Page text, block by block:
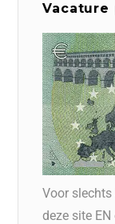
Vacature
Voor
deze site